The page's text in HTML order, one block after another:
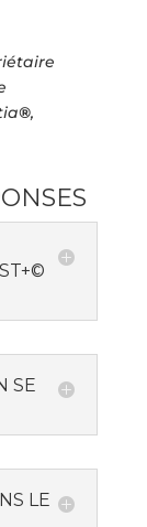
®,
SE
LE